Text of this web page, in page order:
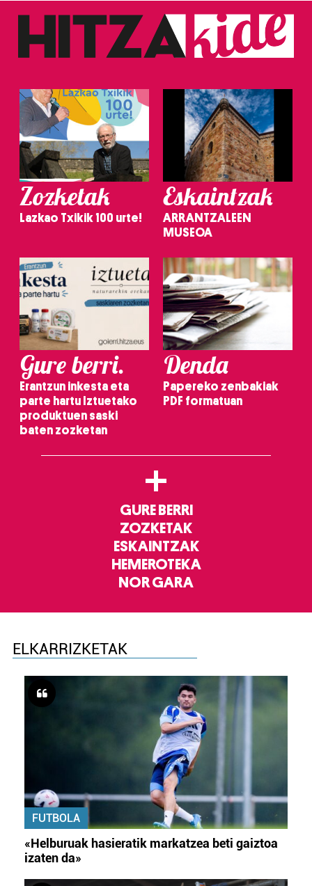
Zozketak
Lazkao Txikik 100 urte!
Eskaintzak
ARRANTZALEEN
MUSEOA
Gure berri.
Erantzun inkesta eta
parte hartu Iztuetako
produktuen saski
baten zozketan
Denda
Papereko zenbakiak
PDF formatuan
+
GURE BERRI
ZOZKETAK
ESKAINTZAK
HEMEROTEKA
NOR GARA
ELKARRIZKETAK
FUTBOLA
«Helburuak hasieratik markatzea beti gaiztoa
izaten da»